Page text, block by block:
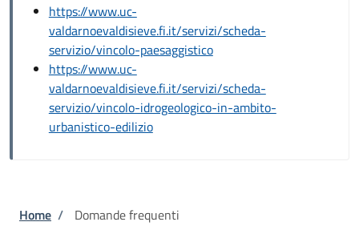
https://www.uc-
valdarnoevaldisieve.fi.it/servizi/scheda-
servizio/vincolo-paesaggistico
https://www.uc-
valdarnoevaldisieve.fi.it/servizi/scheda-
servizio/vincolo-idrogeologico-in-ambito-
urbanistico-edilizio
Briciole di pane
Home / Domande frequenti